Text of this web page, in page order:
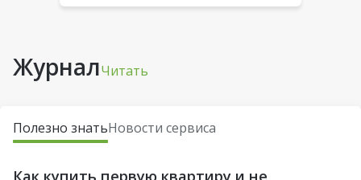
ЖурналЧитать
Полезно знатьНовости сервиса
Как купить первую квартиру и не